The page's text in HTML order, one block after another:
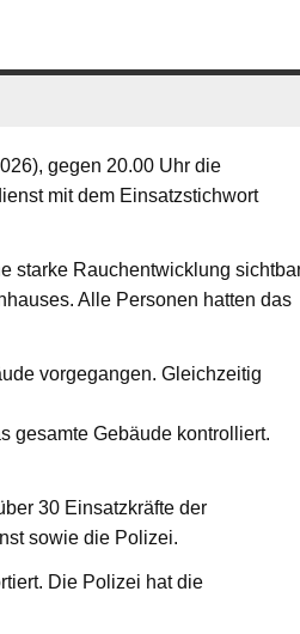
gegen 20.00 Uhr die
mit dem Einsatzstichwort
starke Rauchentwicklung
Alle Personen hatten das
vorgegangen. Gleichzeitig
gesamte Gebäude kontrolliert.
30 Einsatzkräfte der
sowie die Polizei.
Die Polizei hat die